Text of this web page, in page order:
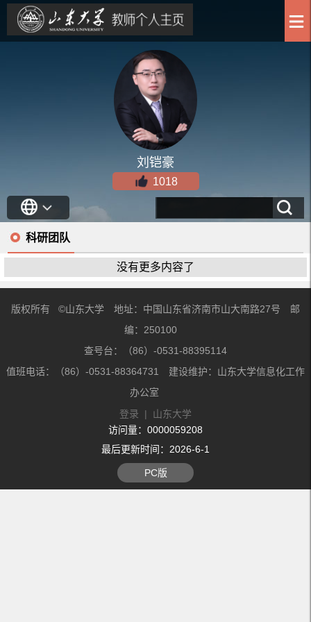
刘铠豪
1018
科研团队
没有更多内容了
版权所有 ©山东大学 地址：中国山东省济南市山大南路27号 邮
编：250100
查号台：（86）-0531-88395114
值班电话：（86）-0531-88364731 建设维护：山东大学信息化工作
办公室
登录 | 山东大学
访问量： 0000059208
最后更新时间： 2026-6-1
PC版